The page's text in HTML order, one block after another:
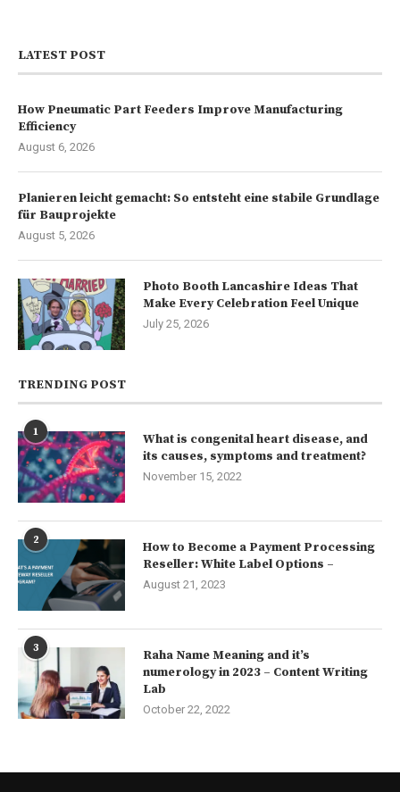
LATEST POST
How Pneumatic Part Feeders Improve Manufacturing
Efficiency
August 6, 2026
Planieren leicht gemacht: So entsteht eine stabile Grundlage
für Bauprojekte
August 5, 2026
Photo Booth Lancashire Ideas That
Make Every Celebration Feel Unique
July 25, 2026
TRENDING POST
1
What is congenital heart disease, and
its causes, symptoms and treatment?
November 15, 2022
2
How to Become a Payment Processing
Reseller: White Label Options –
August 21, 2023
3
Raha Name Meaning and it’s
numerology in 2023 – Content Writing
Lab
October 22, 2022